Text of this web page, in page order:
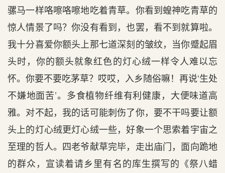
骡马一样咯嚓咯嚓地吃着青草。你看到蝗神吃青草的
惊人情景了吗？你没有看到，也罢，看不到就算啦。
我十分喜爱你额头上那七道深刻的皱纹，当你蹙起眉
头时，你的额头就象红色的灯心绒一样令人难以忘
怀。你要不要吃茅草？哎哎，入乡随俗嘛！再说‘生处
不嫌地面苦’。多食植物纤维有利健康，大便味道高
雅。对不起，我的话可能刺伤了你，要不干吗要让额
头上的灯心绒更灯心绒一些，好象一个思索着宇宙之
至理的哲人。四老爷献草完毕，走出庙门，面向跪地
的群众，宣读着请乡里有名的库生撰写的《祭八蜡